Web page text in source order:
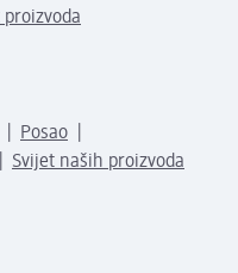
proizvoda
Posao
Svijet naših proizvoda